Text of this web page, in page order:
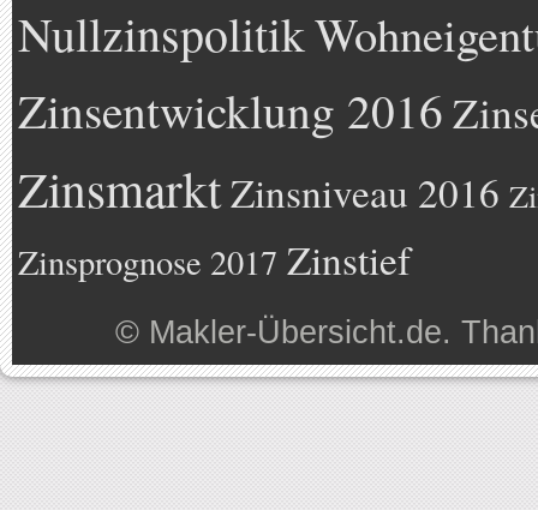
Nullzinspolitik
Zinsentwicklung 2016
ZinsmarktZinsniveau 2016
Zinsprognose 2017 Zinstief
© Makler-Übersicht.de.